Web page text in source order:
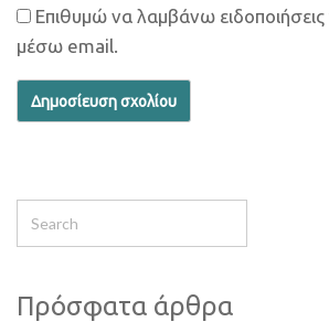
Επιθυμώ να λαμβάνω
μέσω email.
Πρόσφατα άρθρα